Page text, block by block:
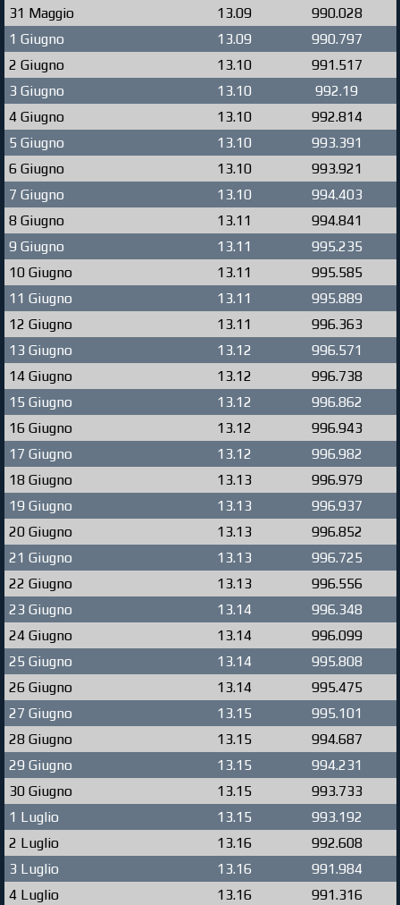
31 Maggio 13.09
990.028
1 Giugno
13.09
990.797
2 Giugno
13.10
991.517
3 Giugno
13.10
992.19
4 Giugno
13.10
992.814
5 Giugno
13.10
993.391
6 Giugno
13.10
993.921
7 Giugno
13.10
994.403
8 Giugno
13.11
994.841
9 Giugno
13.11
995.235
10 Giugno
13.11
995.585
11 Giugno
13.11
995.889
12 Giugno
13.11
996.363
13 Giugno
13.12
996.571
14 Giugno
13.12
996.738
15 Giugno
13.12
996.862
16 Giugno
13.12
996.943
17 Giugno
13.12
996.982
18 Giugno
13.13
996.979
19 Giugno
13.13
996.937
20 Giugno
13.13
996.852
21 Giugno
13.13
996.725
22 Giugno
13.13
996.556
23 Giugno
13.14
996.348
24 Giugno
13.14
996.099
25 Giugno
13.14
995.808
26 Giugno
13.14
995.475
27 Giugno
13.15
995.101
28 Giugno
13.15
994.687
29 Giugno
13.15
994.231
30 Giugno
13.15
993.733
1 Luglio
13.15
993.192
2 Luglio
13.16
992.608
3 Luglio
13.16
991.984
4 Luglio
13.16
991.316